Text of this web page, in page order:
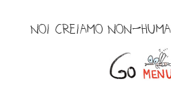
NOI CREIAMO NON-
Menu